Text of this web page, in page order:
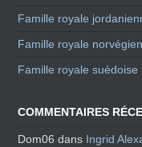
Famille royale
Famille royale
Famille royale suédoise
COMMENTAIRES
Dom06 dans Ingrid